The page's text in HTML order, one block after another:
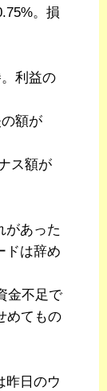
。損
利益の
額が
ス額が
があった
ドは辞め
金不足で
めてもの
昨日のウ